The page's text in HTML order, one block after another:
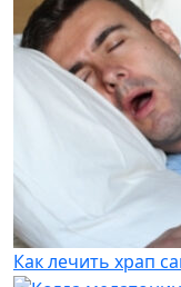
Как лечить храп